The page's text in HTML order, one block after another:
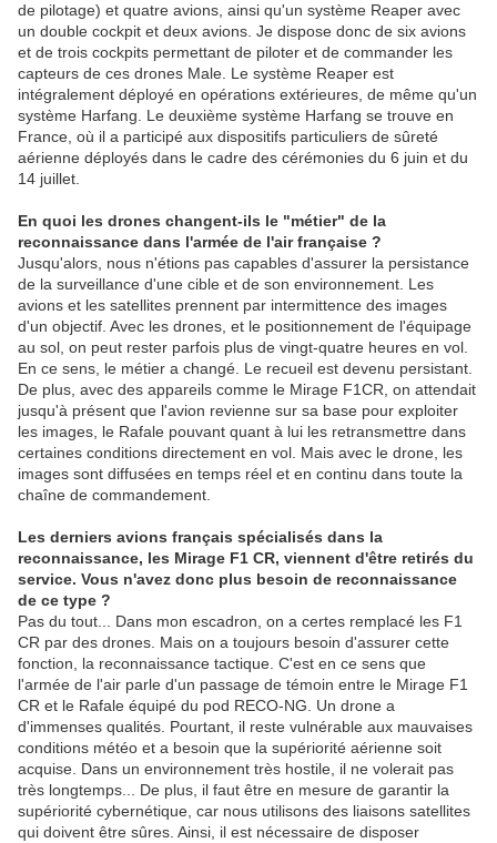
de pilotage) et quatre avions, ainsi qu'un système Reaper avec
un double cockpit et deux avions. Je dispose donc de six avions
et de trois cockpits permettant de piloter et de commander les
capteurs de ces drones Male. Le système Reaper est
intégralement déployé en opérations extérieures, de même qu'un
système Harfang. Le deuxième système Harfang se trouve en
France, où il a participé aux dispositifs particuliers de sûreté
aérienne déployés dans le cadre des cérémonies du 6 juin et du
14 juillet.
En quoi les drones changent-ils le "métier" de la
reconnaissance dans l'armée de l'air française ?
Jusqu'alors, nous n'étions pas capables d'assurer la persistance
de la surveillance d'une cible et de son environnement. Les
avions et les satellites prennent par intermittence des images
d'un objectif. Avec les drones, et le positionnement de l'équipage
au sol, on peut rester parfois plus de vingt-quatre heures en vol.
En ce sens, le métier a changé. Le recueil est devenu persistant.
De plus, avec des appareils comme le Mirage F1CR, on attendait
jusqu'à présent que l'avion revienne sur sa base pour exploiter
les images, le Rafale pouvant quant à lui les retransmettre dans
certaines conditions directement en vol. Mais avec le drone, les
images sont diffusées en temps réel et en continu dans toute la
chaîne de commandement.
Les derniers avions français spécialisés dans la
reconnaissance, les Mirage F1 CR, viennent d'être retirés du
service. Vous n'avez donc plus besoin de reconnaissance
de ce type ?
Pas du tout... Dans mon escadron, on a certes remplacé les F1
CR par des drones. Mais on a toujours besoin d'assurer cette
fonction, la reconnaissance tactique. C'est en ce sens que
l'armée de l'air parle d'un passage de témoin entre le Mirage F1
CR et le Rafale équipé du pod RECO-NG. Un drone a
d'immenses qualités. Pourtant, il reste vulnérable aux mauvaises
conditions météo et a besoin que la supériorité aérienne soit
acquise. Dans un environnement très hostile, il ne volerait pas
très longtemps... De plus, il faut être en mesure de garantir la
supériorité cybernétique, car nous utilisons des liaisons satellites
qui doivent être sûres. Ainsi, il est nécessaire de disposer